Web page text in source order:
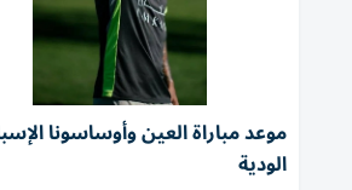
موعد مباراة العين وأوساسونا
الودية